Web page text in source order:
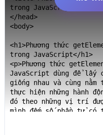
trong JavaScript</title>
</head>
<body>
<h1>Phương thức
trong JavaScript</h1>
<p>Phương thức
JavaScript dùng để lấy
giống nhau và cùng
thực hiện những hành
đó theo những vị trí
mình đếm số phần tử có